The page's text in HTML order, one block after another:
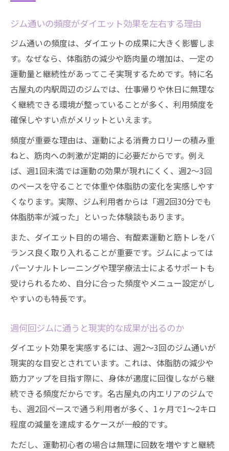
ジム通いの頻度がダイエット効果を左右する理由
ジム通いの頻度は、ダイエットの成果に大きく影響しま
す。なぜなら、体脂肪の減少や筋肉量の増加は、一定の
運動量と継続性があってこそ実現するためです。特に名
古屋丸の内駅周辺のジムでは、仕事帰りや休日に無理な
く継続できる環境が整っていることが多く、利用頻度を
確保しやすい点がメリットといえます。
頻度が重要な理由は、運動による消費カロリーの積み重
ねと、筋肉への刺激が定期的に必要だからです。例え
ば、週1回未満では運動の効果が現れにくく、週2～3回
のペースを守ることで体重や体脂肪の変化を実感しやす
くなります。実際、ジム利用者からは「週2回30分でも
体脂肪率が減った」といった体験談もあります。
また、ダイエット目的の場合、有酸素運動と筋トレをバ
ランス良く取り入れることが重要です。ジムによっては
パーソナルトレーニングや理学療法士によるサポートも
受けられるため、自分に合った頻度やメニュー設定がし
やすいのも特長です。
週何回ジムに通うと現実的な成果が出るのか
ダイエット効果を実感するには、週2～3回のジム通いが
現実的な目安とされています。これは、体脂肪の減少や
筋力アップを目指す際に、身体が適度に回復しながら継
続できる頻度だからです。名古屋丸の内エリアのジムで
も、週2回ペースで通う利用者が多く、1ヶ月で1～2キロ
程度の減量を達成するケースが一般的です。
ただし、運動初心者の場合は無理に回数を増やすと継続